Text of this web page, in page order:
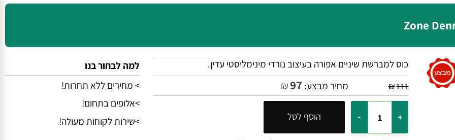
כוס למברשת שיניים אפורה בעיצוב נורדי מינימליסטי עדין.
₪ מחיר מבצע: ₪97
למה לבחור בנו
>אלופים בתחום!